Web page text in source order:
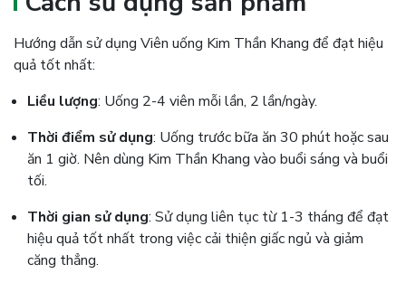
Hướng dẫn sử dụng Viên uống Kim Thần Khang để đạt hiệu
quả tốt nhất:
Liều lượng: Uống 2-4 viên mỗi lần, 2 lần/ngày.
Thời điểm sử dụng: Uống trước bữa ăn 30 phút hoặc sau
ăn 1 giờ. Nên dùng Kim Thần Khang vào buổi sáng và buổi
tối.
Thời gian sử dụng: Sử dụng liên tục từ 1-3 tháng để đạt
hiệu quả tốt nhất trong việc cải thiện giấc ngủ và giảm
căng thẳng.